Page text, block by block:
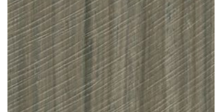
€ 106,95.€ 66,95.